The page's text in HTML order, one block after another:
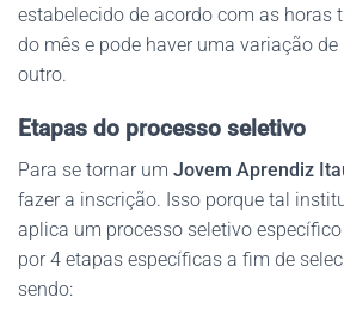
estabelecido de acordo com as horas
do mês e pode haver uma variação
outro.
Etapas do processo seletivo
Para se tornar um Jovem Aprendiz
fazer a inscrição. Isso porque tal
aplica um processo seletivo
por 4 etapas específicas a fim de
sendo: